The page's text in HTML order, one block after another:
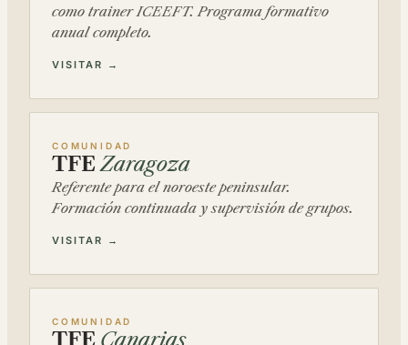
como trainerICEEFT. Programa formativo
anual completo.
VISITAR →
COMUNIDAD
TFEZaragoza
Referente para el noroeste peninsular.
Formación continuada y supervisión de grupos.
VISITAR →
COMUNIDAD
TFE Canarias